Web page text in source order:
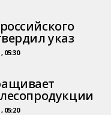
указ
05:30
05:20